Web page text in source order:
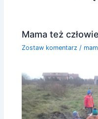
Mama też
Zostaw komentarz /